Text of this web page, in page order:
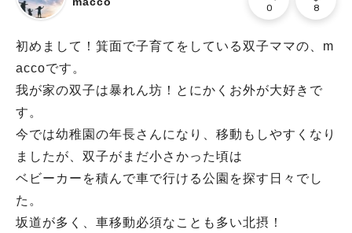
0 8
初めまして！箕面で子育てをしている双子ママの、m
accoです。
我が家の双子は暴れん坊！とにかくお外が大好きで
す。
今では幼稚園の年長さんになり、移動もしやすくなり
ましたが、双子がまだ小さかった頃は
ベビーカーを積んで車で行ける公園を探す日々でし
た。
坂道が多く、車移動必須なことも多い北摂！